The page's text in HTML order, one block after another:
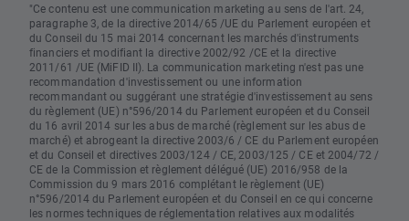
"Ce contenu est une communication marketing au sens de l'art. 24,
paragraphe 3, de la directive 2014/65 /UE du Parlement européen et
du Conseil du 15 mai 2014 concernant les marchés d'instruments
financiers et modifiant la directive 2002/92 /CE et la directive
2011/61 /UE (MiFID II). La communication marketing n'est pas une
recommandation d'investissement ou une information
recommandant ou suggérant une stratégie d'investissement au sens
du règlement (UE) n°596/2014 du Parlement européen et du Conseil
du 16 avril 2014 sur les abus de marché (règlement sur les abus de
marché) et abrogeant la directive 2003/6 / CE du Parlement européen
et du Conseil et directives 2003/124 / CE, 2003/125 / CE et 2004/72 /
CE de la Commission et règlement délégué (UE) 2016/958 de la
Commission du 9 mars 2016 complétant le règlement (UE)
n°596/2014 du Parlement européen et du Conseil en ce qui concerne
les normes techniques de réglementation relatives aux modalités